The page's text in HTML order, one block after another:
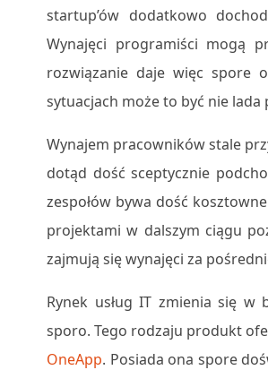
startup’ów dodatkowo
Wynajęci programiści mogą
rozwiązanie daje więc spore
sytuacjach może to być nie lada
Wynajem pracowników stale
dotąd dość sceptycznie
zespołów bywa dość
projektami w dalszym ciągu
zajmują się wynajęci za
Rynek usług IT zmienia się w
sporo. Tego rodzaju produkt
OneApp. Posiada ona spore